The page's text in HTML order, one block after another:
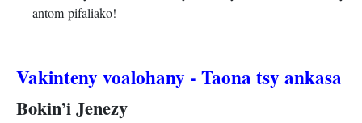
antom-pifaliako!
Vakinteny voalohany - Taona tsy ankasa
Bokin’i Jenezy